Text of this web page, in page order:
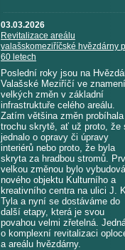
03.03.2026
Revitalizace areálu
valašskomeziříčské hvězdárny
60 letech
Poslední roky jsou na
Valašské Meziříčí ve znamení
velkých změn v základní
infrastruktuře celého areálu.
Zatím většina změn
trochu skrytě, ať už proto, že
jednalo o opravy či úpravy
interiérů nebo proto, že byla
skryta za hradbou stromů.
velkou změnou bylo
nového objektu Kulturního a
kreativního centra na ulici J.
Tyla a nyní se dostáváme do
další etapy, která je svou
povahou velmi zřetelná.
o komplexní revitalizaci
a areálu hvězdárny.